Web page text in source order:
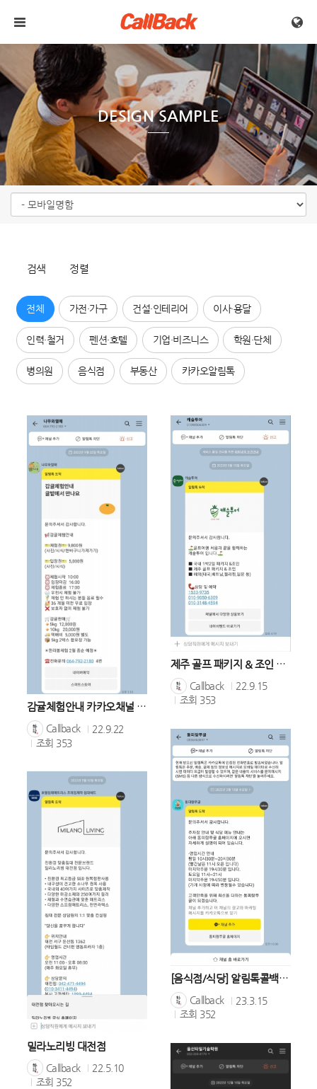
DESIGN SAMPLE
검색 정렬
전체 가전·가구 건설·인테리어 이사·용달
인력·철거 펜션·호텔 기업·비즈니스 학원·단체
병의원 음식점 부동산 카카오알림톡
감귤체험안내 카카오채널 자동홍보
Callback
22.9.22
조회 353
제주 골프 패키지 & 조인 알림톡콜백
Callback
22.9.15
조회 353
[음식점/식당] 알림톡콜백 동피랑쭈굴
Callback
23.3.15
조회 352
밀라노리빙 대전점
Callback
22.5.10
조회 352